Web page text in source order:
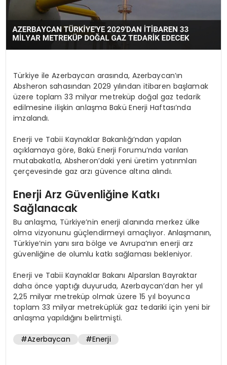
Türkiye ile Azerbaycan arasında, Azerbaycan’ın
Absheron sahasından 2029 yılından itibaren başlamak
üzere toplam 33 milyar metreküp doğal gaz tedarik
edilmesine ilişkin anlaşma Bakü Enerji Haftası’nda
imzalandı.
Enerji ve Tabii Kaynaklar Bakanlığı’ndan yapılan
açıklamaya göre, Bakü Enerji Forumu’nda varılan
mutabakatla, Absheron’daki yeni üretim yatırımları
çerçevesinde gaz arzı güvence altına alındı.
Enerji Arz Güvenliğine Katkı
Sağlanacak
Bu anlaşma, Türkiye’nin enerji alanında merkez ülke
olma vizyonunu güçlendirmeyi amaçlıyor. Anlaşmanın,
Türkiye’nin yanı sıra bölge ve Avrupa’nın enerji arz
güvenliğine de olumlu katkı sağlaması bekleniyor.
Enerji ve Tabii Kaynaklar Bakanı Alparslan Bayraktar
daha önce yaptığı duyuruda, Azerbaycan’dan her yıl
2,25 milyar metreküp olmak üzere 15 yıl boyunca
toplam 33 milyar metreküplük gaz tedariki için yeni bir
anlaşma yapıldığını belirtmişti.
#Azerbaycan #Enerji